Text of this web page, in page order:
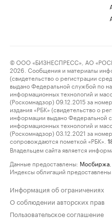
© ООО «БИЗНЕСПРЕСС», АО
2026. Сообщения и материалы
(свидетельство о регистрации
выдано Федеральной службой по
информационных технологий и
(Роскомнадзор) 09.12.2015 за
издания «РБК» (свидетельство о
информации выдано Федеральной
информационных технологий и
(Роскомнадзор) 03.12.2021 за
сопровождаются пометкой «РБК».
Владельцем сайта является
Данные предоставлены: Мосбиржа
Индексы облигаций
Информация об ограничениях
О соблюдении авторских прав
Пользовательское соглашение